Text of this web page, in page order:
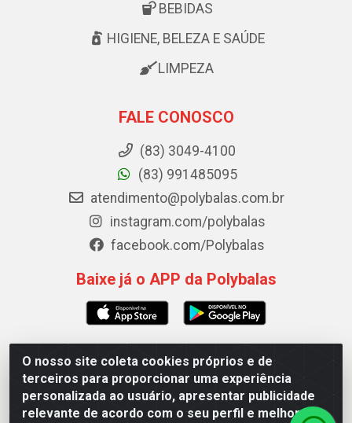
O nosso site coleta cookies próprios e de
terceiros para proporcionar uma experiência
personalizada ao usuário, apresentar publicidade
relevante de acordo com o seu perfil e melhorar a
BEBIDAS
HIGIENE, BELEZA E SAÚDE
LIMPEZA
FALE CONOSCO
(83) 3049-4100
(83) 991485095
atendimento@polybalas.com.br
instagram.com/polybalas
facebook.com/Polybalas
Baixe já o APP da Polybalas
Polybalas - Rua João Miguel de Souza, 173 Galpão B -
Ernesto Geisel, João Pessoa/PB - CEP 58.075-075 - CNPJ
00.909.327/0002-61